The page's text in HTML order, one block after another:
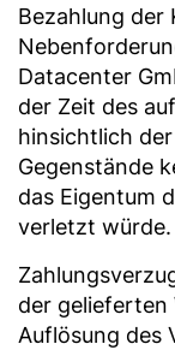
Bezahlung der
Datacenter
der Zeit des
hinsichtlich
Gegenstände
das Eigentum
verletzt würde.
der gelieferten
Auflösung des